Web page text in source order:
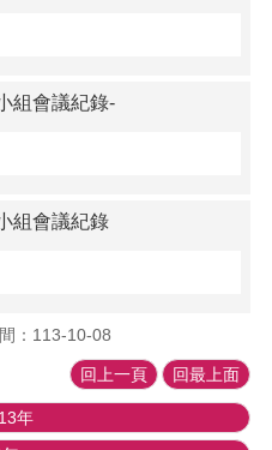
組會議紀錄-
組會議紀錄
：113-10-08
回上一頁 回最上面
年